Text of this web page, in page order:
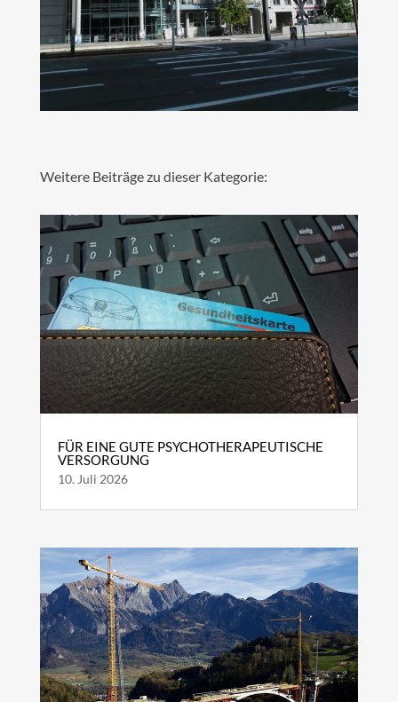
Weitere Beiträge zu dieser Kategorie:
FÜR EINE GUTE PSYCHOTHERAPEUTISCHE
VERSORGUNG
10. Juli 2026